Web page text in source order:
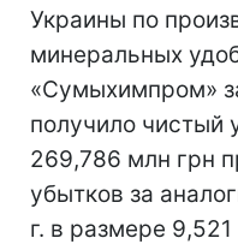
Украины по
минеральных
«Сумыхимпром»
получило чистый
269,786 млн грн
убытков за
г. в размере